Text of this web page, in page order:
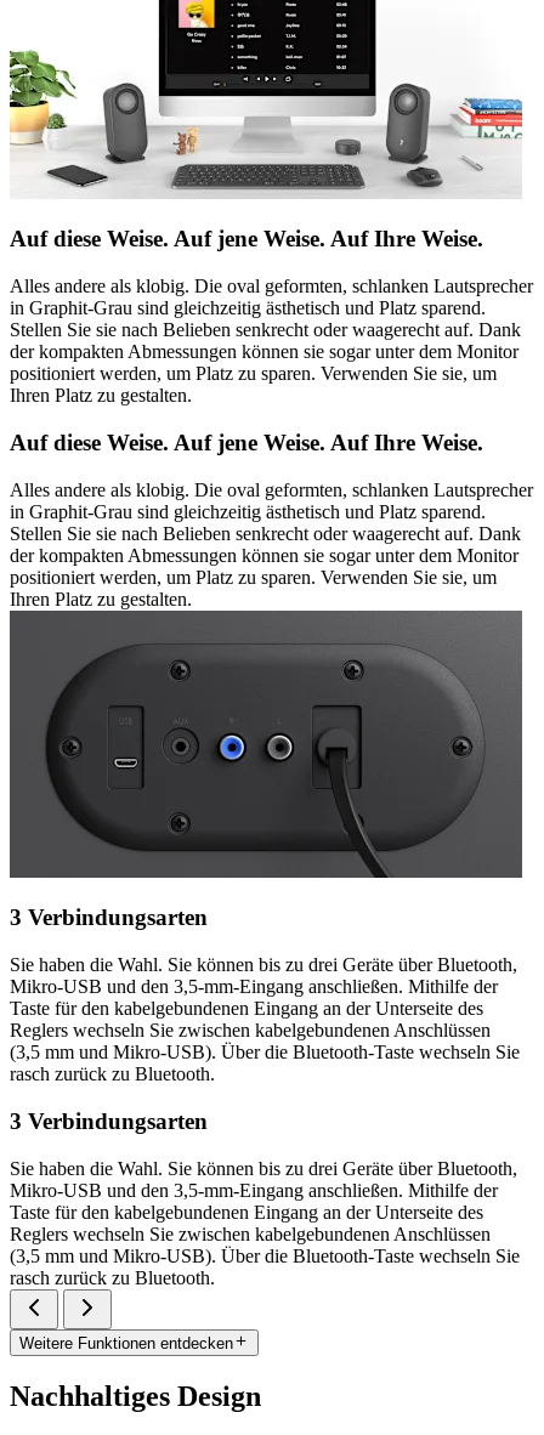
Auf diese Weise. Auf jene Weise. Auf Ihre Weise.
Alles andere als klobig. Die oval geformten, schlanken Lautsprecher
in Graphit-Grau sind gleichzeitig ästhetisch und Platz sparend.
Stellen Sie sie nach Belieben senkrecht oder waagerecht auf. Dank
der kompakten Abmessungen können sie sogar unter dem Monitor
positioniert werden, um Platz zu sparen. Verwenden Sie sie, um
Ihren Platz zu gestalten.
Auf diese Weise. Auf jene Weise. Auf Ihre Weise.
Alles andere als klobig. Die oval geformten, schlanken Lautsprecher
in Graphit-Grau sind gleichzeitig ästhetisch und Platz sparend.
Stellen Sie sie nach Belieben senkrecht oder waagerecht auf. Dank
der kompakten Abmessungen können sie sogar unter dem Monitor
positioniert werden, um Platz zu sparen. Verwenden Sie sie, um
Ihren Platz zu gestalten.
3 Verbindungsarten
Sie haben die Wahl. Sie können bis zu drei Geräte über Bluetooth,
Mikro-USB und den 3,5-mm-Eingang anschließen. Mithilfe der
Taste für den kabelgebundenen Eingang an der Unterseite des
Reglers wechseln Sie zwischen kabelgebundenen Anschlüssen
(3,5 mm und Mikro-USB). Über die Bluetooth-Taste wechseln Sie
rasch zurück zu Bluetooth.
3 Verbindungsarten
Sie haben die Wahl. Sie können bis zu drei Geräte über Bluetooth,
Mikro-USB und den 3,5-mm-Eingang anschließen. Mithilfe der
Taste für den kabelgebundenen Eingang an der Unterseite des
Reglers wechseln Sie zwischen kabelgebundenen Anschlüssen
(3,5 mm und Mikro-USB). Über die Bluetooth-Taste wechseln Sie
rasch zurück zu Bluetooth.
Weitere Funktionen entdecken
Nachhaltiges Design